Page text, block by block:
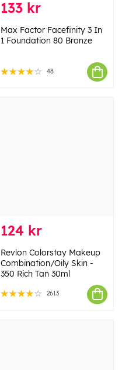
133 kr
Max Factor Facefinity 3 In
1 Foundation 80 Bronze
48
124 kr
Revlon Colorstay Makeup
Combination/Oily Skin -
350 Rich Tan 30ml
2613